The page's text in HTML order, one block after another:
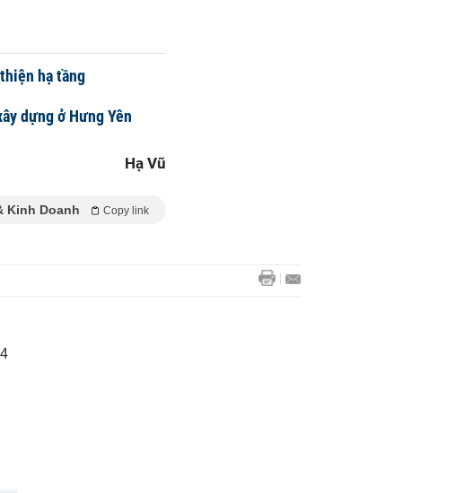
hạ tầng
dựng ở Hưng Yên
Hạ Vũ
Kinh Doanh Copy link